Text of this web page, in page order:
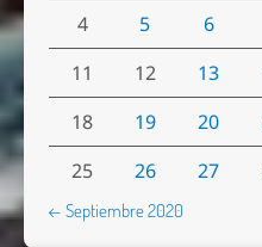
4
5 6
11
12 13
18
19 20
25
26 27
← Septiembre 2020